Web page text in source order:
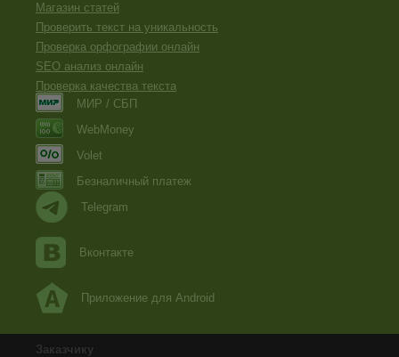
Магазин статей
Проверить текст на уникальность
Проверка орфографии онлайн
SEO анализ онлайн
Проверка качества текста
МИР / СБП
WebMoney
Volet
Безналичный платеж
Telegram
Вконтакте
Приложение для Android
Заказчику